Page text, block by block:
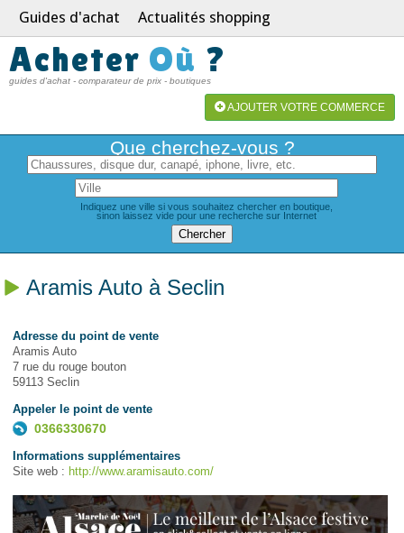
Guides d'achat Actualités shopping
Acheter Où ?
guides d'achat - comparateur de prix - boutiques
AJOUTER VOTRE COMMERCE
Que cherchez-vous ?
Indiquez une ville si vous souhaitez chercher en boutique,
sinon laissez vide pour une recherche sur Internet
Aramis Auto à Seclin
Adresse du point de vente
Aramis Auto
7 rue du rouge bouton
59113 Seclin
Appeler le point de vente
0366330670
Informations supplémentaires
Site web : http://www.aramisauto.com/